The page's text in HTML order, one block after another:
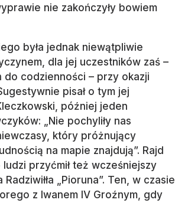
nie zakończyły bowiem
była jednak niewątpliwie
dla jej uczestników zaś –
do codzienności – przy okazji
pisał o tym jej
później jeden
„Nie pochyliły nas
który próżnujący
na mapie znajdują”. Rajd
przyćmił też wcześniejszy
„Pioruna”. Ten, w czasie
z Iwanem IV Groźnym, gdy